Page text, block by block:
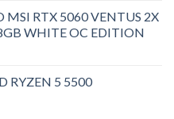
MSI RTX 5060 VENTUS 2X
WHITE OC EDITION
RYZEN 5 5500